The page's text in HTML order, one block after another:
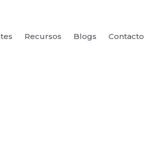
Recursos Blogs Contacto